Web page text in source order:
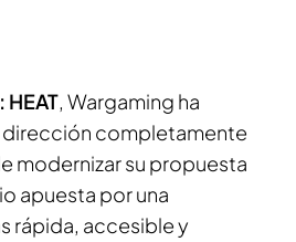
, Wargaming ha
completamente
modernizar su propuesta
apuesta por una
rápida, accesible y